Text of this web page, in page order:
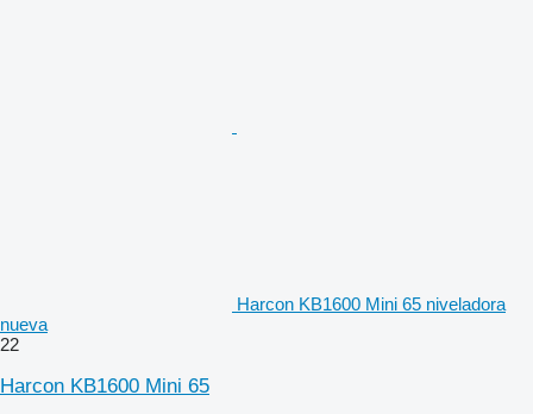
Harcon KB1600 Mini 65 niveladora
nueva
22
Harcon KB1600 Mini 65